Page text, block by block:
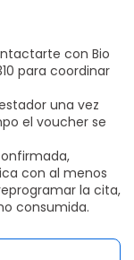
con Bio
para coordinar
una vez
el voucher se
con al menos
la cita,
consumida.